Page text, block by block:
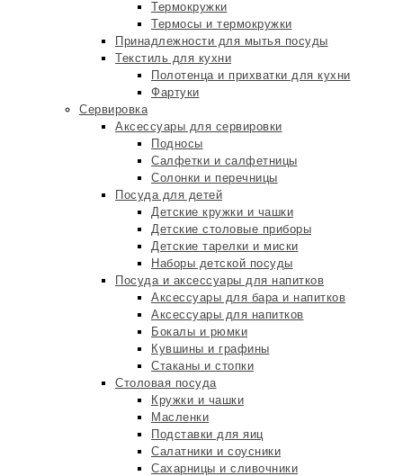
Термокружки
Термосы и термокружки
Принадлежности для мытья посуды
Текстиль для кухни
Полотенца и прихватки для кухни
Фартуки
Сервировка
Аксессуары для сервировки
Подносы
Салфетки и салфетницы
Солонки и перечницы
Посуда для детей
Детские кружки и чашки
Детские столовые приборы
Детские тарелки и миски
Наборы детской посуды
Посуда и аксессуары для напитков
Аксессуары для бара и напитков
Аксессуары для напитков
Бокалы и рюмки
Кувшины и графины
Стаканы и стопки
Столовая посуда
Кружки и чашки
Масленки
Подставки для яиц
Салатники и соусники
Сахарницы и сливочники